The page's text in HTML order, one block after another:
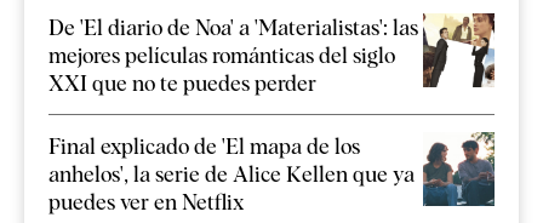
De 'El diario de Noa' a 'Materialistas': las
mejores películas románticas del siglo
XXI que no te puedes perder
Final explicado de 'El mapa de los
anhelos', la serie de Alice Kellen que ya
puedes ver en Netflix